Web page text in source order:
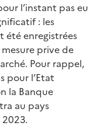
l’instant pas eu
: les
été enregistrées
prive de
Pour rappel,
pour l’Etat
la Banque
au pays